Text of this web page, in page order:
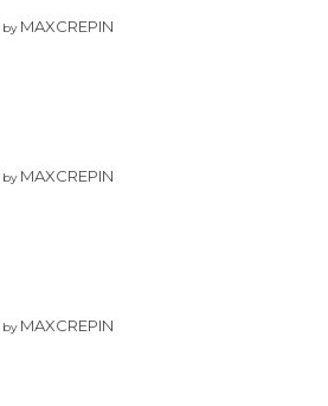
by MAXCREPIN
by MAXCREPIN
by MAXCREPIN